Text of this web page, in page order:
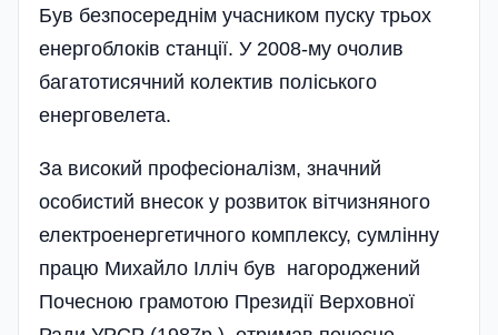
Був безпосереднім учасником пуску трьох
енергоблоків станції. У 2008-му очолив
багатотисячний колектив поліського
енерговелета.
За високий професіоналізм, значний
особистий внесок у розвиток вітчизняного
електроенергетичного комплексу, сумлінну
працю Михайло Ілліч був нагороджений
Почесною грамотою Президії Верховної